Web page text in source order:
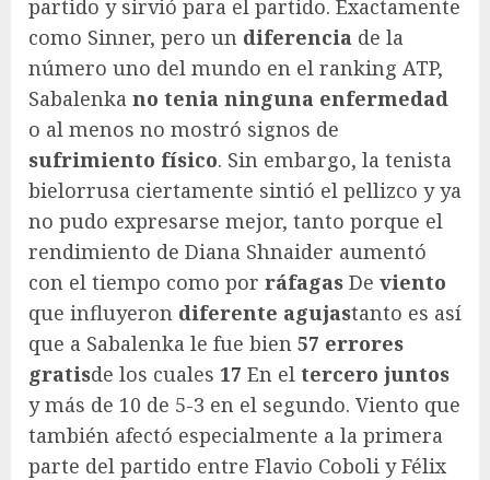
partido y sirvió para el partido. Exactamente
como Sinner, pero un diferencia de la
número uno del mundo en el ranking ATP,
Sabalenka no tenia ninguna enfermedad
o al menos no mostró signos de
sufrimiento físico. Sin embargo, la tenista
bielorrusa ciertamente sintió el pellizco y ya
no pudo expresarse mejor, tanto porque el
rendimiento de Diana Shnaider aumentó
con el tiempo como por ráfagas De viento
que influyeron diferente agujastanto es así
que a Sabalenka le fue bien 57 errores
gratisde los cuales 17 En el tercero juntos
y más de 10 de 5-3 en el segundo. Viento que
también afectó especialmente a la primera
parte del partido entre Flavio Coboli y Félix